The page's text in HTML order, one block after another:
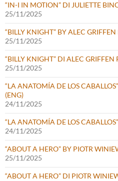
“IN-I IN MOTION” DI JULIETTE
25/11/2025
“BILLY KNIGHT” BY ALEC
25/11/2025
“BILLY KNIGHT” DI ALEC GRIFFEN
25/11/2025
“LA ANATOMÍA DE LOS
(ENG)
24/11/2025
“LA ANATOMÍA DE LOS
24/11/2025
“ABOUT A HERO” BY PIOTR
25/11/2025
“ABOUT A HERO” DI PIOTR